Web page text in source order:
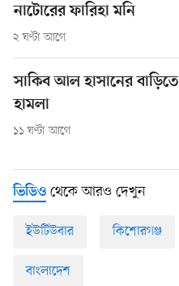
নাটোরের ফারিহা মনি
২ ঘণ্টা আগে
সাকিব আল হাসানের বাড়িতে
হামলা
১১ ঘণ্টা আগে
ভিডিও থেকে আরও দেখুন
ইউটিউবার কিশোরগঞ্জ
বাংলাদেশ